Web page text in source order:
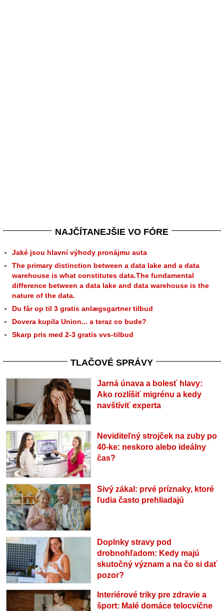
NAJČÍTANEJŠIE VO FÓRE
Jaké jsou hlavní výhody pronájmu auta
The primary distinction between a data lake and a data
warehouse is what constitutes data.The fundamental
difference between a data lake and data warehouse is the
nature of the data.
Du får op til 3 gratis anlægsgartner tilbud
Dovera kupila Union... a teraz co bude?
Skarp pris med 2-3 gratis vvs-tilbud
TLAČOVÉ SPRÁVY
Jarná únava a bolesť hlavy:
Ako rozlíšiť migrénu a kedy
navštíviť experta
Neviditeľný strojček na zuby po
40-ke: neskoro alebo ideálny
čas?
Sivý zákal: prvé príznaky, ktoré
ľudia často prehliadajú
Doplnky stravy pod
drobnohľadom: Kedy majú
skutočný význam a na čo si dať
pozor?
Interiérové triky pre zdravie a
šport: Malé domáce telocvične